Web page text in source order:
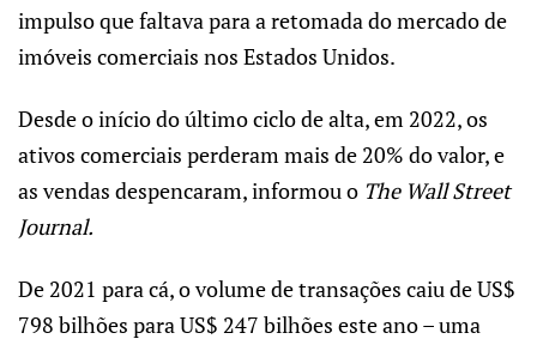
impulso que faltava para a retomada do mercado de
imóveis comerciais nos Estados Unidos.
Desde o início do último ciclo de alta, em 2022, os
ativos comerciais perderam mais de 20% do valor, e
as vendas despencaram, informou o The Wall Street
Journal.
De 2021 para cá, o volume de transações caiu de US$
798 bilhões para US$ 247 bilhões este ano – uma